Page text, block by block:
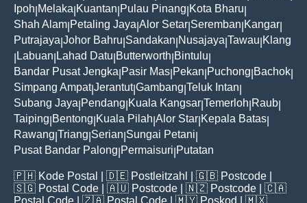
Ipoh Melaka Kuantan Pulau Pinang Kota Bharu
Shah Alam Petaling Jaya Alor Setar Seremban Kangar
Putrajaya Johor Bahru Sandakan Nusajaya Tawau Klang
Labuan Lahad Datu Butterworth Bintulu
Bandar Pusat Jengka Pasir Mas Pekan Puchong Bachok
Simpang Ampat|Jerantut|Gambang Teluk Intan
Subang Jaya Pendang Kuala Kangsar Temerloh Raub
Taiping Bentong Kuala Pilah Alor Star Kepala Batas
Rawang Triang Serian Sungai Petani
Pusat Bandar Palong Permaisuri Putatan
🇵🇭 Kode Postal | 🇩🇪 Postleitzahl | 🇬🇧 Postcode
🇸🇬 Postal Code | 🇦🇺 Postcode | 🇳🇿 Postcode | 🇨🇦